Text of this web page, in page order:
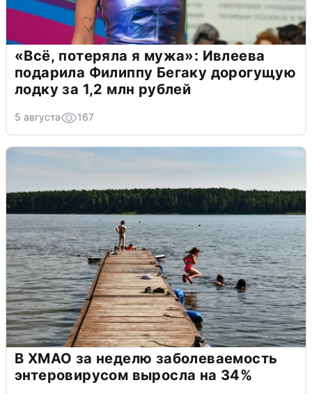
«Всё, потеряла я мужа»: Ивлеева
подарила Филиппу Бегаку дорогущую
лодку за 1,2 млн рублей
5 августа 167
В ХМАО за неделю заболеваемость
энтеровирусом выросла на 34%